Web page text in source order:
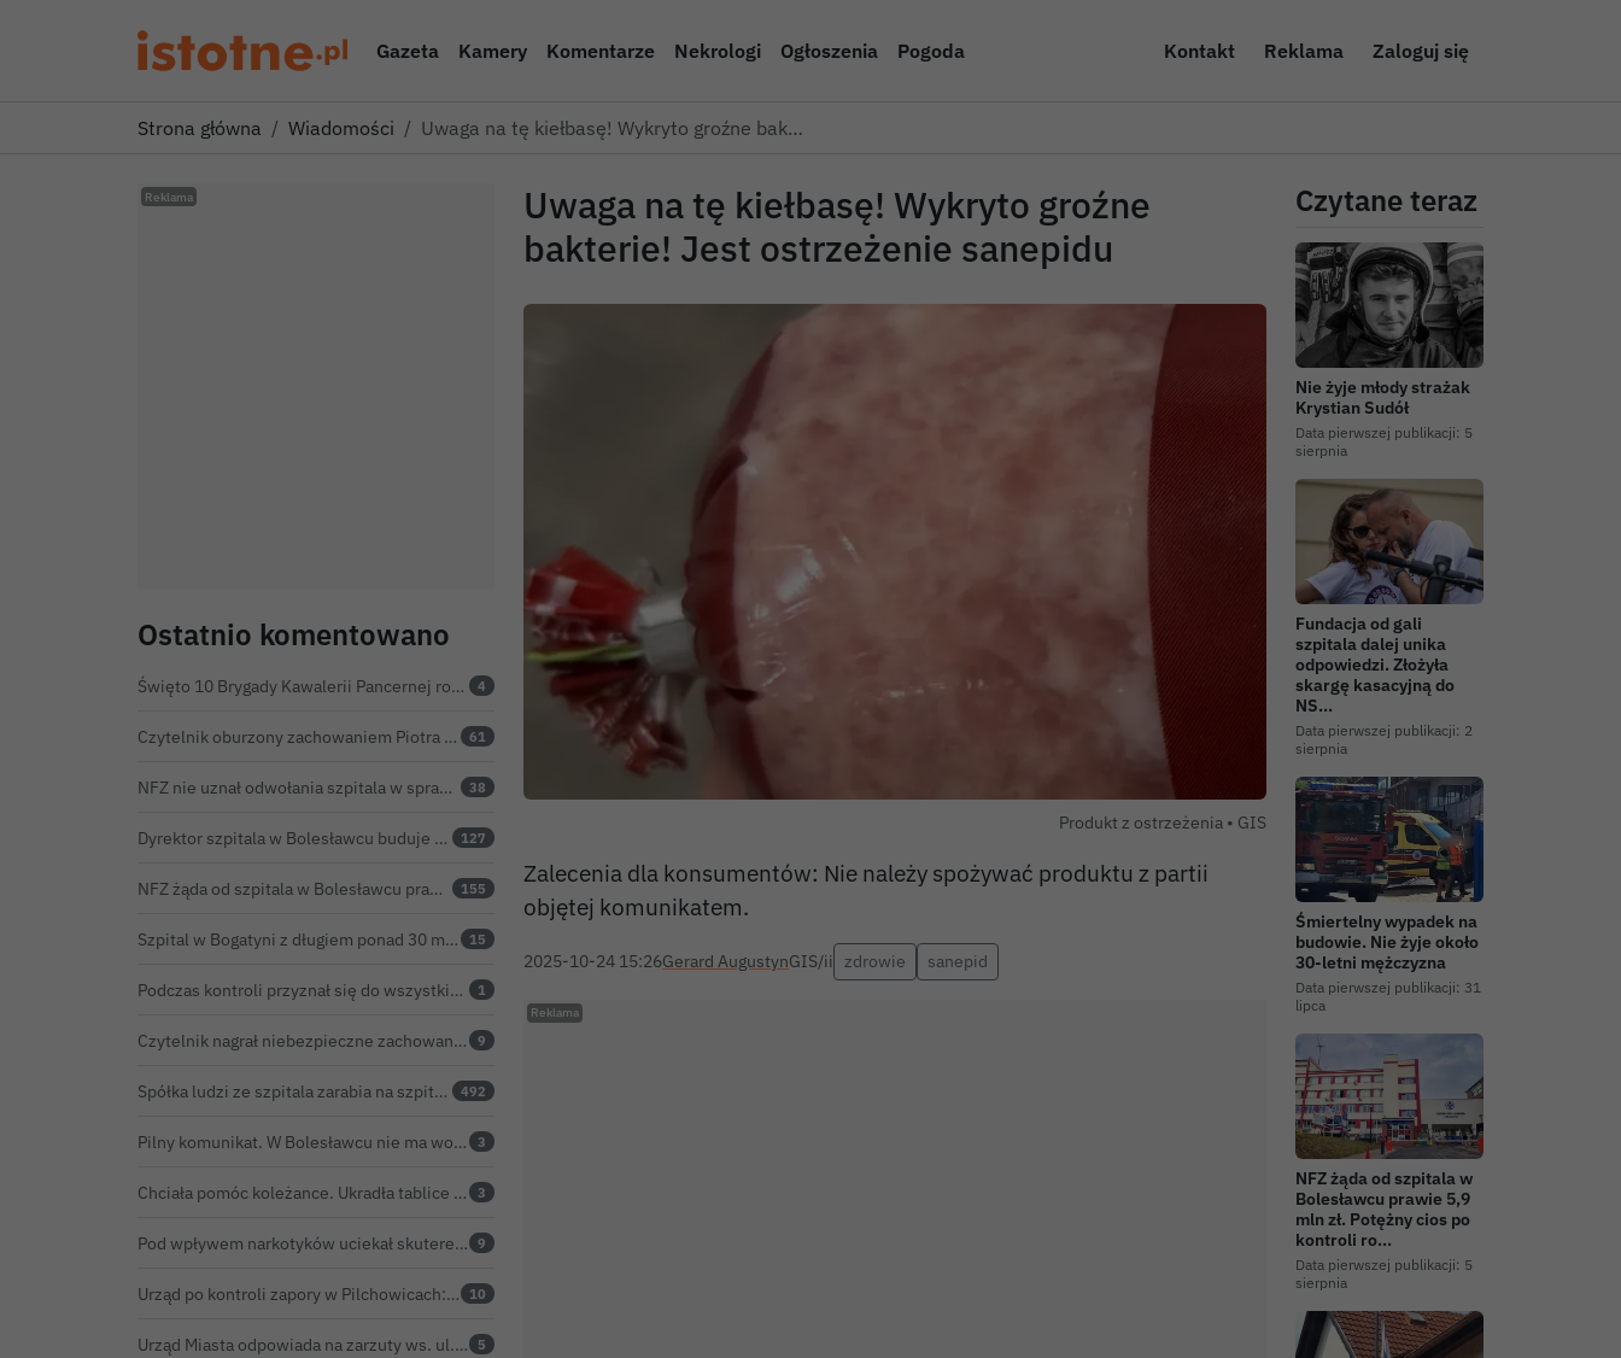
Gazeta Kamery Komentarze Nekrologi Ogłoszenia Pogoda Kontakt Reklama Zaloguj się
Strona główna Wiadomości Uwaga na tę kiełbasę! Wykryto groźne bak…
Ostatnio komentowano
Święto 10 Brygady Kawalerii Pancernej rozpoczęte. Za żołnierzami pierwszy dzień uroczystości 4
Czytelnik oburzony zachowaniem Piotra Romana na rocznicy prezydentury Karola Nawrockiego. Obejrzeliśmy nagranie 61
NFZ nie uznał odwołania szpitala w sprawie prawie 5,9 mln zł. Barczyk: rozważamy sąd 38
Dyrektor szpitala w Bolesławcu buduje medyczne imperium. „Gazeta Wyborcza” opisuje jego działalność w całej Polsce 127
NFZ żąda od szpitala w Bolesławcu prawie 5,9 mln zł. Potężny cios po kontroli rozliczeń 155
Szpital w Bogatyni z długiem ponad 30 mln zł. Ratunkiem ma być połączenie z Bolesławcem 15
Podczas kontroli przyznał się do wszystkiego. Kierowca natychmiast stracił prawo jazdy 1
Czytelnik nagrał niebezpieczne zachowanie przy przejściu dla pieszych w Bolesławcu 9
Spółka ludzi ze szpitala zarabia na szpitalu w Bolesławcu. Kwoty pozostają tajne 492
Pilny komunikat. W Bolesławcu nie ma wody na jednej z ulic – trwa usuwanie awarii 3
Chciała pomóc koleżance. Ukradła tablice z... niewłaściwego samochodu 3
Pod wpływem narkotyków uciekał skuterem. Pościg zakończył w polu kukurydzy 9
Urząd po kontroli zapory w Pilchowicach: 23,47 tony martwych ryb i zawiadomienie do prokuratury 10
Urząd Miasta odpowiada na zarzuty ws. ul. Sokolej. „Droga spełnia wszystkie normy” 5
Uwaga na tę kiełbasę! Wykryto groźne
bakterie! Jest ostrzeżenie sanepidu
Produkt z ostrzeżenia • Autor zdjęcia:
GIS
Zalecenia dla konsumentów: Nie należy spożywać produktu z partii
objętej komunikatem.
2025-10-24 15:26Gerard AugustynGIS/ii zdrowie sanepid
Czytane teraz
Nie żyje młody strażak
Krystian Sudół
Data pierwszej publikacji: 5
sierpnia
Fundacja od gali
szpitala dalej unika
odpowiedzi. Złożyła
skargę kasacyjną do
NS…
Data pierwszej publikacji: 2
sierpnia
Śmiertelny wypadek na
budowie. Nie żyje około
30-letni mężczyzna
Data pierwszej publikacji: 31
lipca
NFZ żąda od szpitala w
Bolesławcu prawie 5,9
mln zł. Potężny cios po
kontroli ro…
Data pierwszej publikacji: 5
sierpnia